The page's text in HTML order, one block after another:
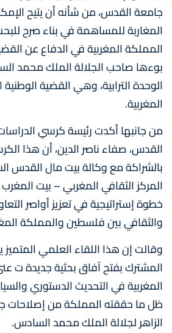
جامعة القدس، من شأنه أن يتيح
المغاربة للمساهمة في بناء صرح
المملكة المغربية في الدفاع عن
بوءها صاحب الجلالة الملك محمد
الوحدة الترابية، وهي القضية
المغربية.
من جانبها أكدت رئيسة كرسي
القدس، صفاء ناصر الدين، أن هذا
بالشراكة مع وكالة بيت مال القدس
المركز الثقافي المغربي – بيت
خطوة إستراتيجية في تعزيز أواصر
والثقافي بين فلسطين والمملكة
وقالت إن هذا اللقاء العلمي
المشترك بفتح آفاق بحثية جديدة ت
المغربية في التحديث الدستوري
ظل ما حققته المملكة من إصلاحات
الزاهر لجلالة الملك محمد السادس.